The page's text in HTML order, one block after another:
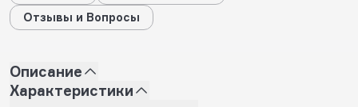
Отзывы и Вопросы
Описание
Характеристики